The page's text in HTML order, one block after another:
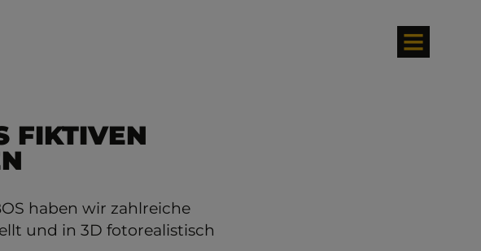
FIKTIVEN
haben wir zahlreiche
und in 3D fotorealistisch